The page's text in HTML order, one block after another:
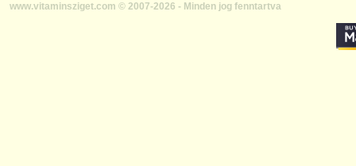
www.vitaminsziget.com © 2007-2026 - Minden jog fenntartva